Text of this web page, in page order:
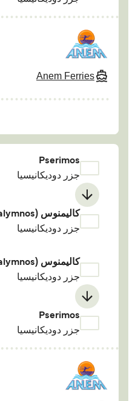
Anem Ferries
Pserimos
جزر دوديكانيسيا
كاليمنوس (Kalymnos)
جزر دوديكانيسيا
كاليمنوس (Kalymnos)
جزر دوديكانيسيا
Pserimos
جزر دوديكانيسيا